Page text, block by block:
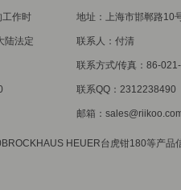
工作时
陆法定
地址：上海市邯郸路10
联系人：付清
联系方式/传真：86-
联系QQ：2312238490
邮箱：
HEUER台虎钳180等产品